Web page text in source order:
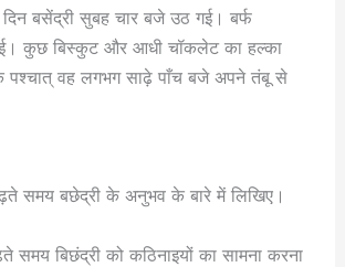
बसेंद्री सुबह चार बजे उठ गई। बर्फ
कुछ बिस्कुट और आधी चॉकलेट का हल्का
पश्चात् वह लगभग साढ़े पाँच बजे अपने तंबू से
समय बछेद्री के अनुभव के बारे में लिखिए।
समय बिछंद्री को कठिनाइयों का सामना करना